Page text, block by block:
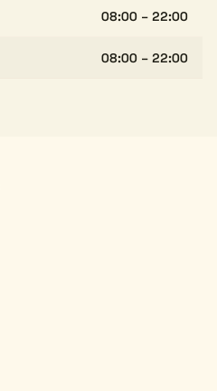
08:00 – 22:00
08:00 – 22:00